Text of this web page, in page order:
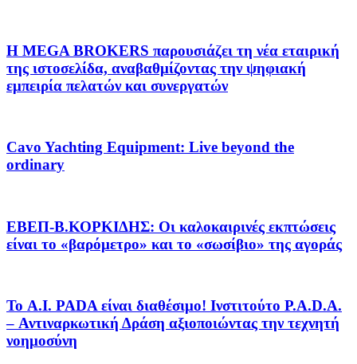
Η MEGA BROKERS παρουσιάζει τη νέα εταιρική
της ιστοσελίδα, αναβαθμίζοντας την ψηφιακή
εμπειρία πελατών και συνεργατών
Cavo Yachting Equipment: Live beyond the
ordinary
EΒΕΠ-Β.ΚΟΡΚΙΔΗΣ: Οι καλοκαιρινές εκπτώσεις
είναι το «βαρόμετρο» και το «σωσίβιο» της αγοράς
Το A.I. PADA είναι διαθέσιμο! Ινστιτούτο P.A.D.A.
– Αντιναρκωτική Δράση αξιοποιώντας την τεχνητή
νοημοσύνη